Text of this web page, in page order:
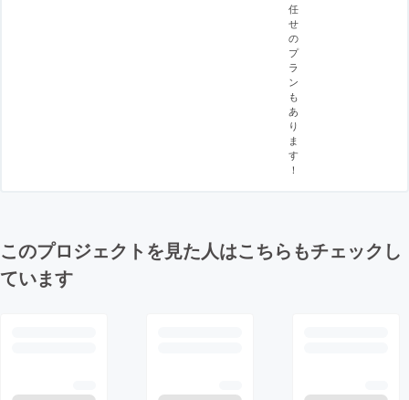
任
せ
の
プ
ラ
ン
も
あ
り
ま
す
！
このプロジェクトを見た人はこちらもチェックし
ています